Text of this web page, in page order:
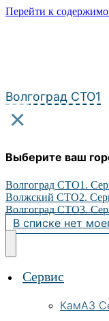
Перейти к
Волгоград СТО1
×
Выберите ваш
Волгоград СТО1.
Волжский СТО2.
Волгоград СТО3.
В списке нет
Сервис
КамАЗ